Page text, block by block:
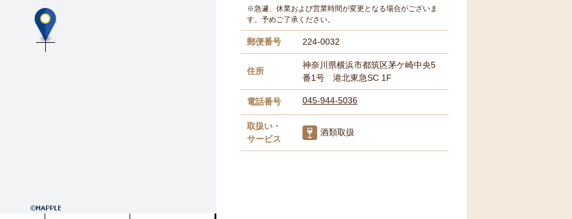
※急遽、休業および営業時間が変更となる場合がございま
す。予めご了承ください。
郵便番号 224-0032
住所
神奈川県横浜市都筑区茅ケ崎中央5
番1号 港北東急SC 1F
電話番号 045-944-5036
取扱い・
サービス
酒類取扱